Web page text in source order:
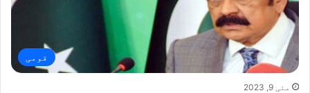
قومی
مئی 9, 2023